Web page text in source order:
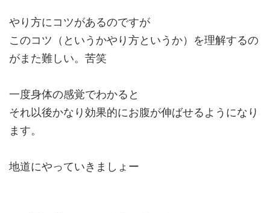
やり方にコツがあるのですが
このコツ（というかやり方というか）を理解するの
がまた難しい。苦笑
一度身体の感覚でわかると
それ以後かなり効果的にお腹が伸ばせるようになり
ます。
地道にやっていきましょー